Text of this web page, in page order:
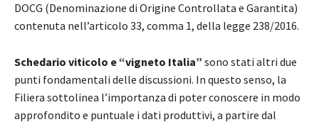
DOCG (Denominazione di Origine Controllata e Garantita)
contenuta nell’articolo 33, comma 1, della legge 238/2016.
Schedario viticolo e “vigneto Italia” sono stati altri due
punti fondamentali delle discussioni. In questo senso, la
Filiera sottolinea l’importanza di poter conoscere in modo
approfondito e puntuale i dati produttivi, a partire dal